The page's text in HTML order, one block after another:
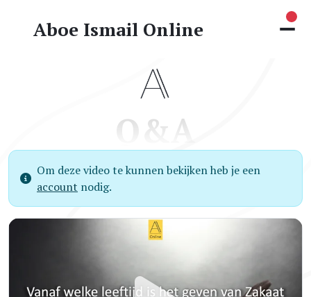
Aboe Ismail Online
Q&A
Om deze video te kunnen bekijken heb je een
account nodig.